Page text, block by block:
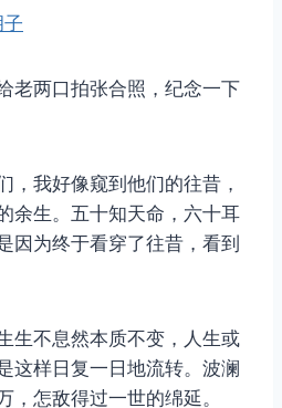
老两口拍张合照，纪念一下
，我好像窥到他们的往昔，
余生。五十知天命，六十耳
因为终于看穿了往昔，看到
生不息然本质不变，人生或
这样日复一日地流转。波澜
，怎敌得过一世的绵延。